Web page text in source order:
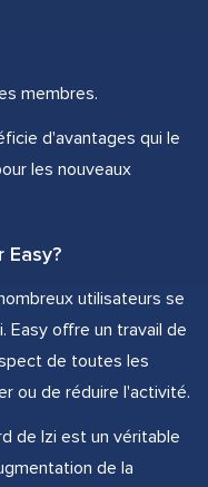
membres.
d'avantages qui le
les nouveaux
Easy?
utilisateurs se
Easy offre un travail de
de toutes les
ou de réduire l'activité.
de Izi est un véritable
de la